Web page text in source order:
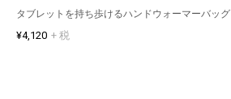
タブレットを持ち歩けるハンドウォーマーバッグ
¥4,120 + 税